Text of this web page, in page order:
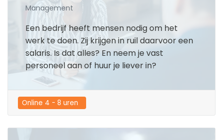
Management
Een bedrijf heeft mensen nodig om het
werk te doen. Zij krijgen in ruil daarvoor een
salaris. Is dat alles? En neem je vast
personeel aan of huur je liever in?
Online 4 - 8 uren